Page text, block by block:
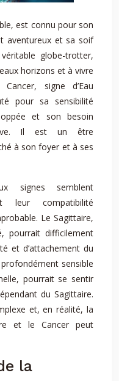
est connu pour son
aventureux et sa soif
globe-trotter,
horizons et à vivre
signe d’Eau
pour sa sensibilité
et son besoin
Il est un être
à son foyer et à ses
signes semblent
leur compatibilité
Le Sagittaire,
pourrait difficilement
et d’attachement du
sensible
pourrait se sentir
du Sagittaire.
et, en réalité, la
et le Cancer peut
la